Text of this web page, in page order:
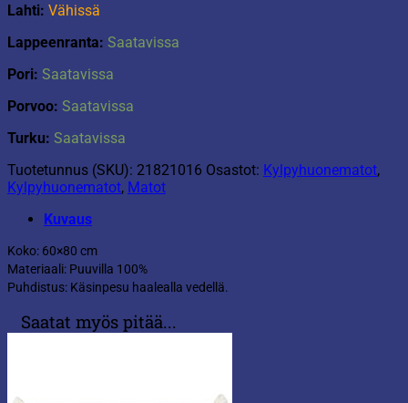
Lahti: Vähissä
Lappeenranta: Saatavissa
Pori: Saatavissa
Porvoo: Saatavissa
Turku: Saatavissa
Tuotetunnus (SKU): 21821016 Osastot: Kylpyhuonematot,
Kylpyhuonematot, Matot
Kuvaus
Koko: 60×80 cm
Materiaali: Puuvilla 100%
Puhdistus: Käsinpesu haalealla vedellä.
Saatat myös pitää...